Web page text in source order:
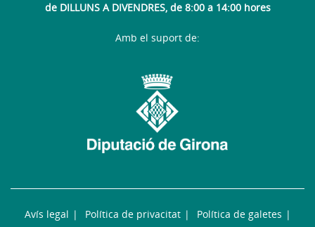
de DILLUNS A DIVENDRES, de 8:00 a 14:00 hores
Avís legal Política de privacitat Política de galetes
Amb el suport de: